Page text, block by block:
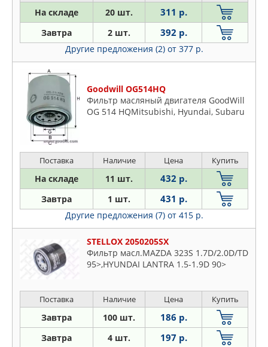
На складе 20 шт. 311 р.
Завтра 2 шт. 392 р.
Другие предложения (2) от 377 р.
Goodwill OG514HQ
Фильтр масляный двигателя GoodWill
OG 514 HQMitsubishi, Hyundai, Subaru
Поставка Наличие Цена Купить
На складе 11 шт. 432 р.
Завтра 1 шт. 431 р.
Другие предложения (7) от 415 р.
STELLOX 2050205SX
Фильтр масл.MAZDA 323S 1.7D/2.0D/TD
95>,HYUNDAI LANTRA 1.5-1.9D 90>
Поставка Наличие Цена Купить
Завтра 100 шт. 186 р.
Завтра 4 шт. 197 р.